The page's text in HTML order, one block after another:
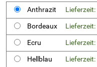
Anthrazit
Bordeaux
Ecru
Hellblau